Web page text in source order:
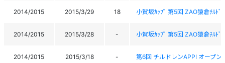
2014/2015 2015/3/29 18 小賀坂ｶｯﾌﾟ 第5回 ZAO猿倉ﾁﾙﾄﾞ
2014/2015 2015/3/28 - 小賀坂ｶｯﾌﾟ 第5回 ZAO猿倉ﾁﾙﾄﾞ
2014/2015 2015/3/18 - 第6回 チルドレンAPPI オープン